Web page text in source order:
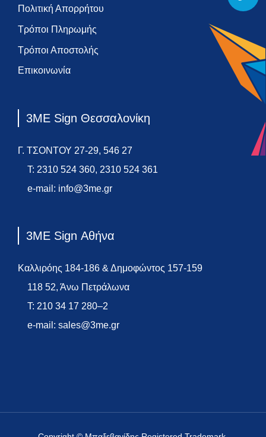
Πολιτική Απορρήτου
Τρόποι Πληρωμής
Τρόποι Αποστολής
Επικοινωνία
3ME Sign Θεσσαλονίκη
Γ. ΤΣΟΝΤΟΥ 27-29, 546 27
T: 2310 524 360, 2310 524 361
e-mail: info@3me.gr
3ME Sign Αθήνα
Καλλιρόης 184-186 & Δημοφώντος 157-159
118 52, Άνω Πετράλωνα
T: 210 34 17 280–2
e-mail: sales@3me.gr